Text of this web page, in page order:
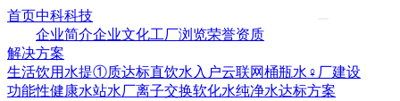
首页中科科技
企业简介企业文化工厂浏览荣誉资质
解决方案
生活饮用水提①质达标直饮水入户云联网桶瓶水♀厂建设
功能性健康水站水厂离子交换软化水纯净水达标方案